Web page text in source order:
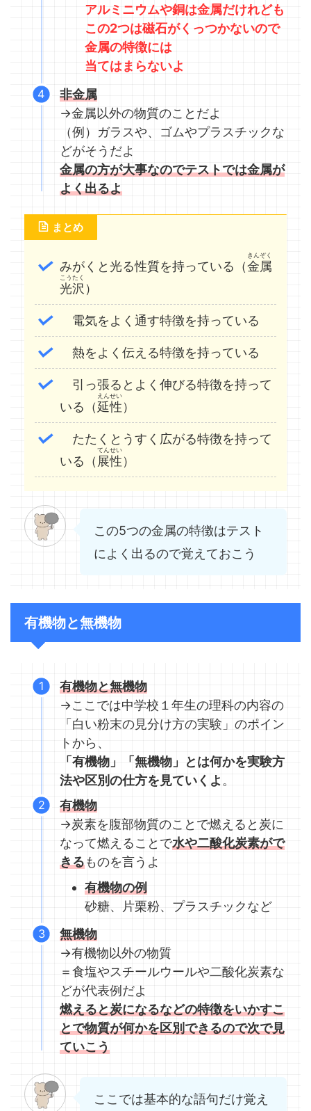
アルミニウムや銅は金属だけれども
この2つは磁石がくっつかないので
金属の特徴には
当てはまらないよ
非金属
→金属以外の物質のことだよ
（例）ガラスや、ゴムやプラスチックな
どがそうだよ
金属の方が大事なのでテストでは金属が
よく出るよ
まとめ
みがくと光る性質を持っている（金属
きんぞく
光沢
こうたく
）
電気をよく通す特徴を持っている
熱をよく伝える特徴を持っている
引っ張るとよく伸びる特徴を持って
いる（延性
えんせい
）
たたくとうすく広がる特徴を持って
いる（ 展性
てんせい
）
この5つの金属の特徴はテスト
によく出るので覚えておこう
有機物と無機物
有機物と無機物
→ここでは中学校１年生の理科の内容の
「白い粉末の見分け方の実験」のポイン
トから、
「有機物」「無機物」とは何かを実験方
法や区別の仕方を見ていくよ 。
有機物
→炭素を腹部物質のことで燃えると炭に
なって燃えることで水や二酸化炭素がで
きるものを言うよ
有機物の例
砂糖、片栗粉、プラスチックなど
無機物
→有機物以外の物質
＝食塩やスチールウールや二酸化炭素な
どが代表例だよ
燃えると炭になるなどの特徴をいかすこ
とで物質が何かを区別できるので次で見
ていこう
ここでは基本的な語句だけ覚え